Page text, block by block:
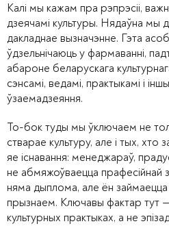
Калі мы кажам пра рэпрэсіі,
дзеячамі культуры. Нядаўна мы
дакладнае вызначэнне. Гэта
ўдзельнічаюць у фармаванні,
абароне беларускага
сэнсамі, ведамі, практыкамі і
ўзаемадзеяння.
То-бок туды мы ўключаем не
стварае культуру, але і тых,
яе існавання: менеджараў,
не абмяжоўваецца прафесійнай
няма дыплома, але ён займаецца
прызнаем. Ключавы фактар тут —
культурных практыках, а не